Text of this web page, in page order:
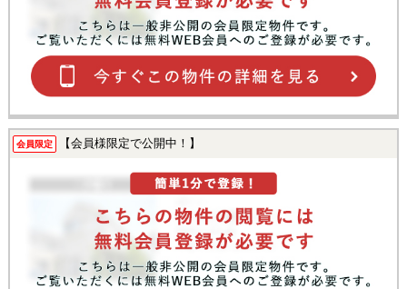
会員限定 【会員様限定で公開中！】